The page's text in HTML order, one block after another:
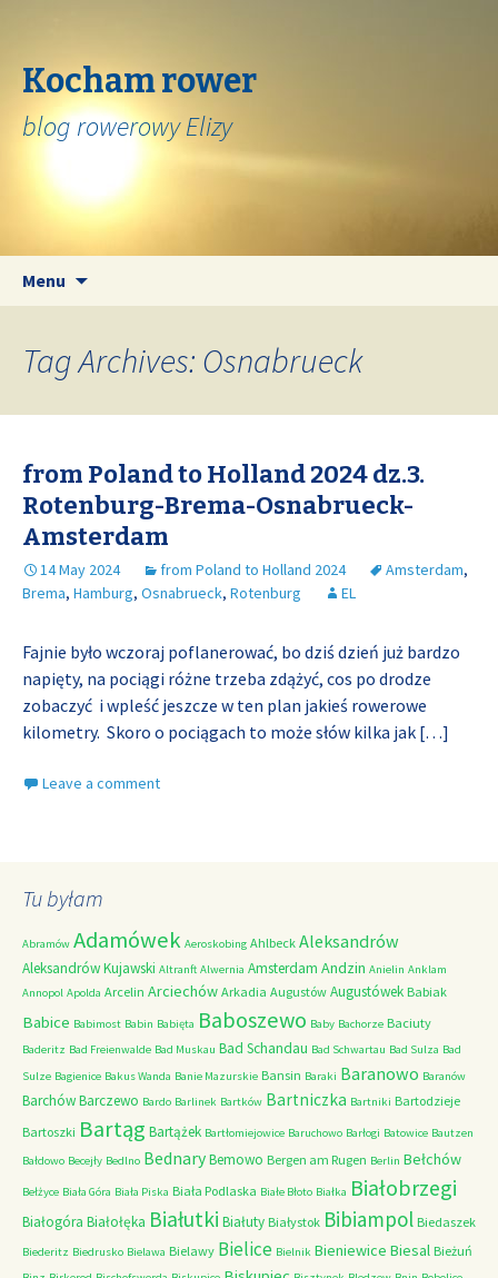
Kocham rower
blog rowerowy Elizy
Menu
Tag Archives: Osnabrueck
from Poland to Holland 2024 dz.3.
Rotenburg-Brema-Osnabrueck-
Amsterdam
14 May 2024 from Poland to Holland 2024 Amsterdam,
Brema, Hamburg, Osnabrueck, Rotenburg EL
Fajnie było wczoraj poflanerować, bo dziś dzień już bardzo
napięty, na pociągi różne trzeba zdążyć, cos po drodze
zobaczyć i wpleść jeszcze w ten plan jakieś rowerowe
kilometry. Skoro o pociągach to może słów kilka jak […]
Leave a comment
Tu byłam
Abramów Adamówek Aeroskobing Ahlbeck Aleksandrów
Aleksandrów Kujawski Altranft Alwernia Amsterdam Andzin Anielin Anklam
Annopol Apolda Arcelin Arciechów Arkadia Augustów Augustówek Babiak
Babice Babimost Babin Babięta Baboszewo Baby Bachorze Baciuty
Baderitz Bad Freienwalde Bad Muskau Bad Schandau Bad Schwartau Bad Sulza Bad
Sulze Bagienice Bakus Wanda Banie Mazurskie Bansin Baraki Baranowo Baranów
BarchówBarczewo Bardo Barlinek Bartków Bartniczka Bartniki Bartodzieje
Bartoszki Bartąg Bartążek Bartłomiejowice Baruchowo Barłogi Batowice Bautzen
Bałdowo Becejły Bedlno BednaryBemowo Bergen am Rugen Berlin Bełchów
Bełżyce Biała Góra Biała Piska Biała Podlaska Białe Błoto Białka Białobrzegi
Białogóra Białołęka Białutki Białuty Białystok Bibiampol Biedaszek
Biederitz Biedrusko Bielawa Bielawy Bielice Bielnik Bieniewice Biesal Bieżuń